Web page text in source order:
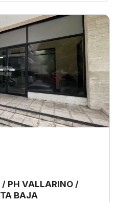
PH VALLARINO /
BAJA